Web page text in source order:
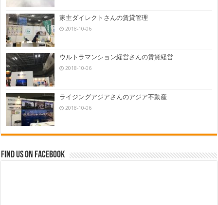
家主ダイレクトさんの賃貸管理
2018-10-06
ウルトラマンション経営さんの賃貸経営
2018-10-06
ライジングアジアさんのアジア不動産
2018-10-06
Find us on Facebook